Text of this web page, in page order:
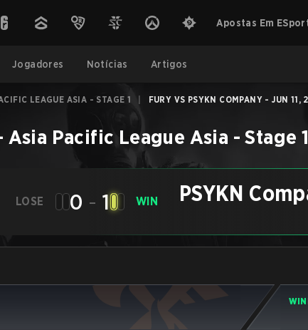
Apostas Em
Jogadores Notícias Artigos
LEAGUE ASIA - STAGE 1 FURY VS PSYKN COMPANY - JUN 11,
Asia Pacific League Asia - Stage 1
LOSE 0 - 1 WIN PSYKN
WIN